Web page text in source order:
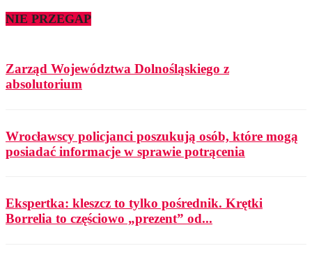
NIE PRZEGAP
Zarząd Województwa Dolnośląskiego z
absolutorium
Wrocławscy policjanci poszukują osób, które mogą
posiadać informacje w sprawie potrącenia
Ekspertka: kleszcz to tylko pośrednik. Krętki
Borrelia to częściowo „prezent” od...